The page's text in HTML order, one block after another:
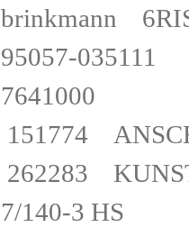
brinkmann
95057-
151774
262283
7/140-3